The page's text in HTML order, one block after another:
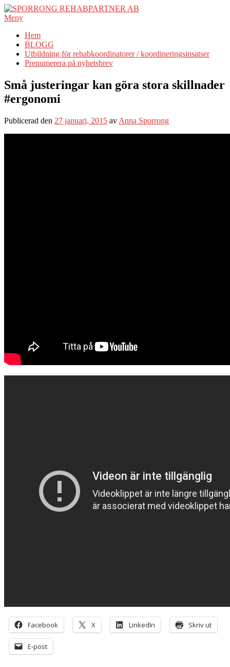
Hoppa
till
Meny
Hem
BLOGG
Utbildning för rehabkoordinatorer / koordineringsinsatser
Prenumerera på nyhetsbrev
Små justeringar kan göra stora skillnader
#ergonomi
Publicerad den 27 januari, 2015 av Anna Sporrong
Facebook X LinkedIn Skriv ut
E-post